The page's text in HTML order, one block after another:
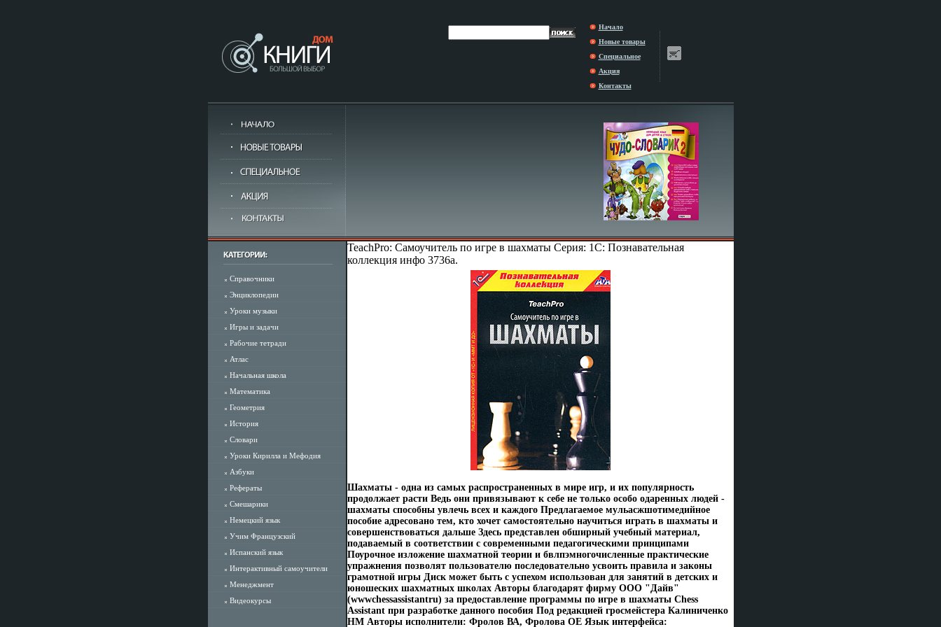
Начало
Новые товары
Специальное
Акция
Контакты
Справочники
Энциклопедии
Уроки музыки
Игры и задачи
Рабочие тетради
Атлас
Начальная школа
Математика
Геометрия
История
Словари
Уроки Кирилла и Мефодия
Азбуки
Рефераты
Смешарики
Немецкий язык
Учим Французский
Испанский язык
Интерактивный самоучители
Менеджмент
Видеокурсы
TeachPro: Самоучитель по игре в шахматы Серия: 1С: Познавательная
коллекция инфо 3736a.
Шахматы - одна из самых распространенных в мире игр, и их популярность
продолжает расти Ведь они привязывают к себе не только особо одаренных людей -
шахматы способны увлечь всех и каждого Предлагаемое мульасжшотимедийное
пособие адресовано тем, кто хочет самостоятельно научиться играть в шахматы и
совершенствоваться дальше Здесь представлен обширный учебный материал,
подаваемый в соответствии с современными педагогическими принципами
Поурочное изложение шахматной теории и бвлпэмногочисленные практические
упражнения позволят пользователю последовательно усвоить правила и законы
грамотной игры Диск может быть с успехом использован для занятий в детских и
юношеских шахматных школах Авторы благодарят фирму ООО "Дайв"
(wwwchessassistantru) за предоставление программы по игре в шахматы Chess
Assistant при разработке данного пособия Под редакцией гросмейстера Калиниченко
НМ Авторы исполнители: Фролов ВА, Фролова ОЕ Язык интерфейса: